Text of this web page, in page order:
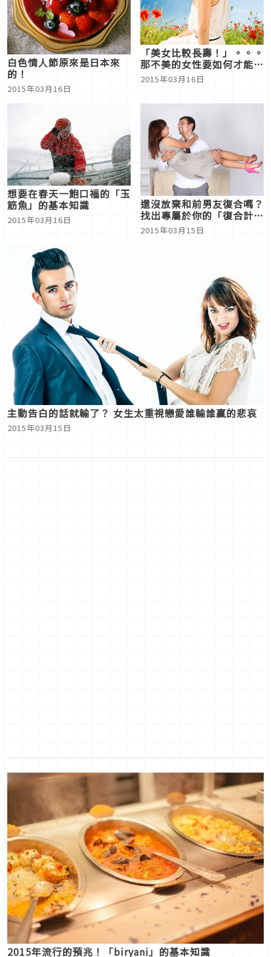
白色情人節原來是日本來
的！
2015年03月16日
「美女比較長壽！」。。。
那不美的女性要如何才能長
命百歲呢？
2015年03月16日
想要在春天一飽口福的「玉
筋魚」的基本知識
2015年03月16日
還沒放棄和前男友復合嗎？
找出專屬於你的「復合計
畫」方法
2015年03月15日
主動告白的話就輸了？ 女生太重視戀愛誰輸誰贏的悲哀
2015年03月15日
2015年流行的預兆！「biryani」的基本知識